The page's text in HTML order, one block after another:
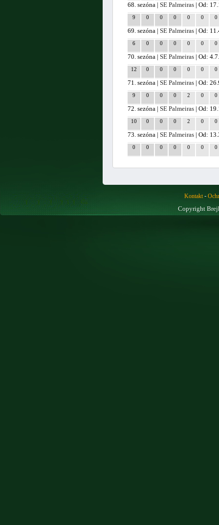
68. sezóna |SE Palmeiras | Od:
9 0 0 0 0 0 0
69. sezóna |SE Palmeiras | Od:
6 0 0 0 0 0 0
70. sezóna |SE Palmeiras | Od:
12 0 0 0 0 0 0
71. sezóna |SE Palmeiras | Od:
9 0 0 0 2 0 0
72. sezóna |SE Palmeiras | Od:
10 0 0 0 2 0 0
73. sezóna |SE Palmeiras | Od:
0 0 0 0 0 0 0
Kontakt-
Copyright